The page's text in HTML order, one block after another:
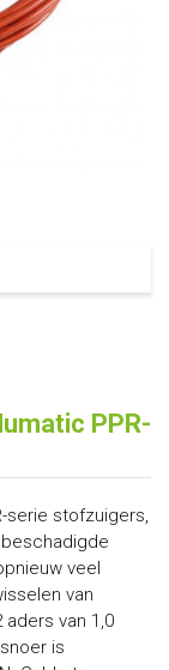
PPR-
serie stofzuigers,
veel
van
van 1,0
is